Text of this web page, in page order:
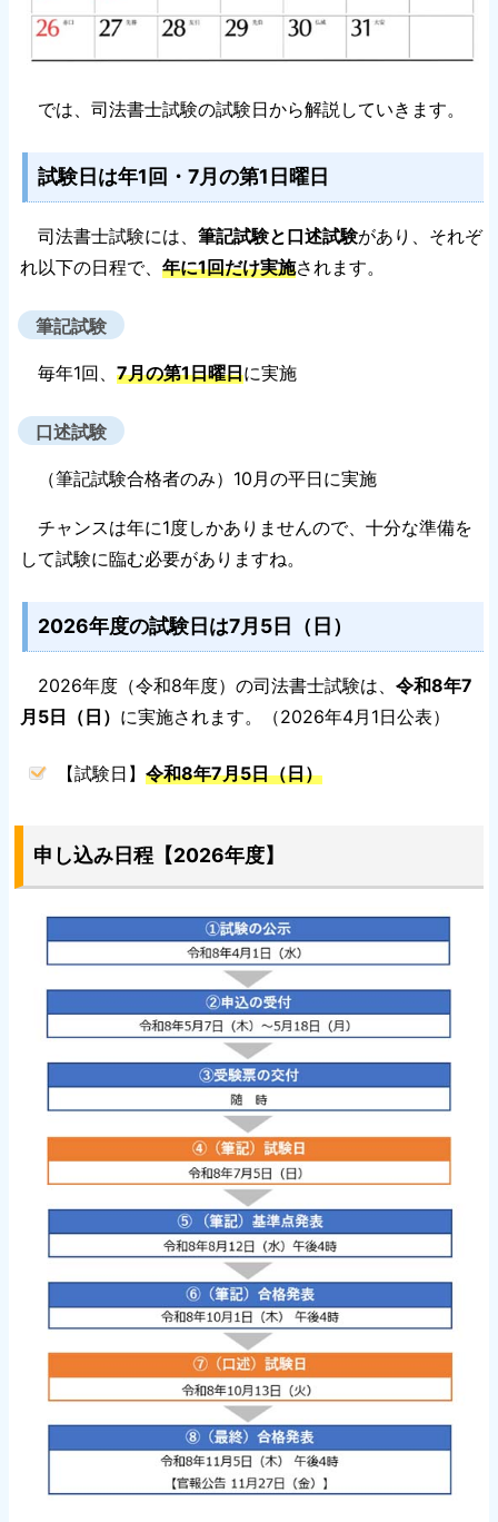
では、司法書士試験の試験日から解説していきます。
試験日は年1回・7月の第1日曜日
司法書士試験には、 筆記試験と口述試験があり、それぞ
れ以下の日程で、 年に1回だけ実施されます。
筆記試験
毎年1回、 7月の第1日曜日に実施
口述試験
（筆記試験合格者のみ）10月の平日に実施
チャンスは年に1度しかありませんので、十分な準備を
して試験に臨む必要がありますね。
2026年度の試験日は7月5日（日）
2026年度（令和8年度）の司法書士試験は、 令和8年7
月5日（日） に実施されます。（2026年4月1日公表）
【試験日】令和8年7月5日（日）
申し込み日程【2026年度】